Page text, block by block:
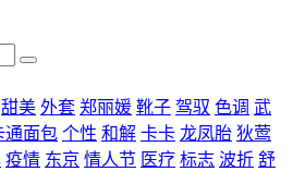
甜美 外套 郑丽媛 靴子 驾驭 色调 武
通面包 个性 和解 卡卡 龙凤胎 狄莺
疫情 东京 情人节 医疗 标志 波折 舒